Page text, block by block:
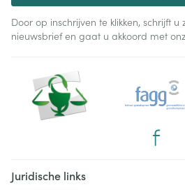
Door op inschrijven te klikken, schrijft u
nieuwsbrief en gaat u akkoord met
Juridische links